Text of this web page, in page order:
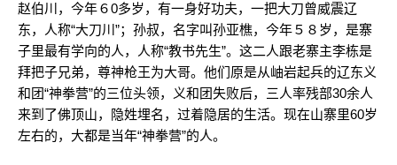
赵伯川，今年６0多岁，有一身好功夫，一把大刀曾威震辽
东，人称“大刀川”；孙叔，名字叫孙亚樵，今年５８岁，是寨
子里最有学向的人，人称“教书先生”。这二人跟老寨主李栋是
拜把子兄弟，尊神枪王为大哥。他们原是从岫岩起兵的辽东义
和团“神拳营”的三位头领，义和团失败后，三人率残部30余人
来到了佛顶山，隐姓埋名，过着隐居的生活。现在山寨里60岁
左右的，大都是当年“神拳营”的人。